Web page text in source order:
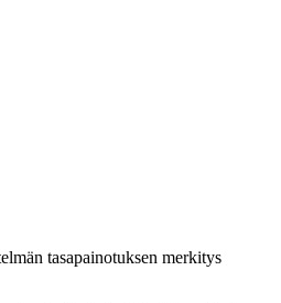
tasapainotuksen merkitys